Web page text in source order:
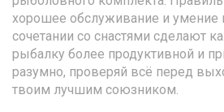
хорошее обслуживание и умение
сочетании со снастями сделают
рыбалку более продуктивной и
разумно, проверяй всё перед
твоим лучшим союзником.